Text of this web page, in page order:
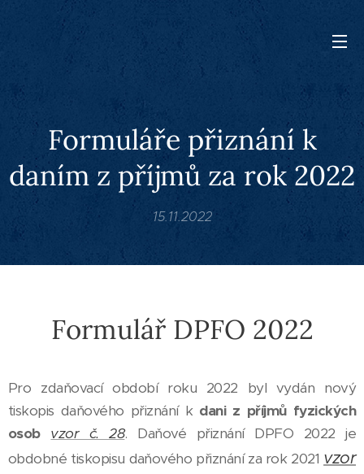
Formuláře přiznání k
daním z příjmů za rok 2022
15.11.2022
Formulář DPFO 2022
Pro zdaňovací období roku 2022 byl vydán nový
tiskopis daňového přiznání k dani z příjmů fyzických
osob vzor č. 28. Daňové přiznání DPFO 2022 je
obdobné tiskopisu daňového přiznání za rok 2021 vzor